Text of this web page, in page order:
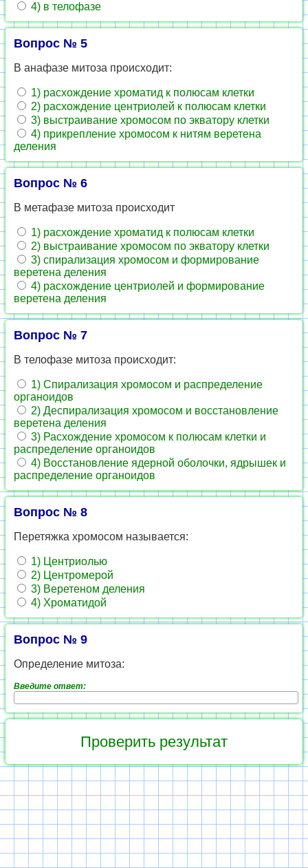
4) в телофазе
Вопрос № 5
В анафазе митоза происходит:
1) расхождение хроматид к полюсам клетки
2) расхождение центриолей к полюсам клетки
3) выстраивание хромосом по экватору клетки
4) прикрепление хромосом к нитям веретена
деления
Вопрос № 6
В метафазе митоза происходит
1) расхождение хроматид к полюсам клетки
2) выстраивание хромосом по экватору клетки
3) спирализация хромосом и формирование
веретена деления
4) расхождение центриолей и формирование
веретена деления
Вопрос № 7
В телофазе митоза происходит:
1) Спирализация хромосом и распределение
органоидов
2) Деспирализация хромосом и восстановление
веретена деления
3) Расхождение хромосом к полюсам клетки и
распределение органоидов
4) Восстановление ядерной оболочки, ядрышек и
распределение органоидов
Вопрос № 8
Перетяжка хромосом называется:
1) Центриолью
2) Центромерой
3) Веретеном деления
4) Хроматидой
Вопрос № 9
Определение митоза:
Введите ответ: